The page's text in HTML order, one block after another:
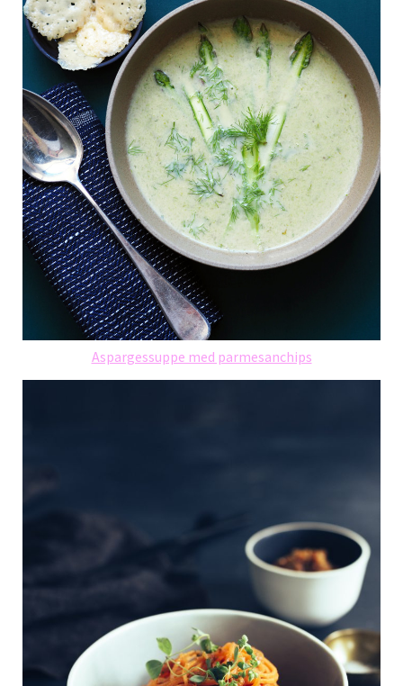
Aspargessuppe med parmesanchips